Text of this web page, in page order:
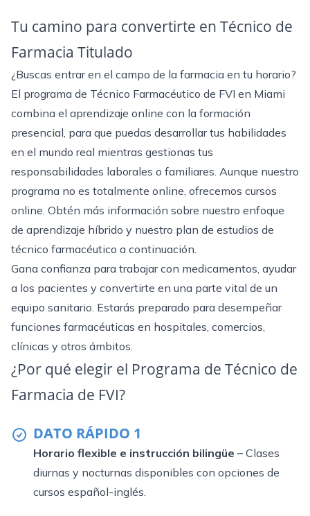
Tu camino para convertirte en Técnico de
Farmacia Titulado
¿Buscas entrar en el campo de la farmacia en tu horario?
El programa de Técnico Farmacéutico de FVI en Miami
combina el aprendizaje online con la formación
presencial, para que puedas desarrollar tus habilidades
en el mundo real mientras gestionas tus
responsabilidades laborales o familiares. Aunque nuestro
programa no es totalmente online, ofrecemos cursos
online. Obtén más información sobre nuestro enfoque
de aprendizaje híbrido y nuestro plan de estudios de
técnico farmacéutico a continuación.
Gana confianza para trabajar con medicamentos, ayudar
a los pacientes y convertirte en una parte vital de un
equipo sanitario. Estarás preparado para desempeñar
funciones farmacéuticas en hospitales, comercios,
clínicas y otros ámbitos.
¿Por qué elegir el Programa de Técnico de
Farmacia de FVI?
DATO RÁPIDO 1
Horario flexible e instrucción bilingüe – Clases
diurnas y nocturnas disponibles con opciones de
cursos español-inglés.